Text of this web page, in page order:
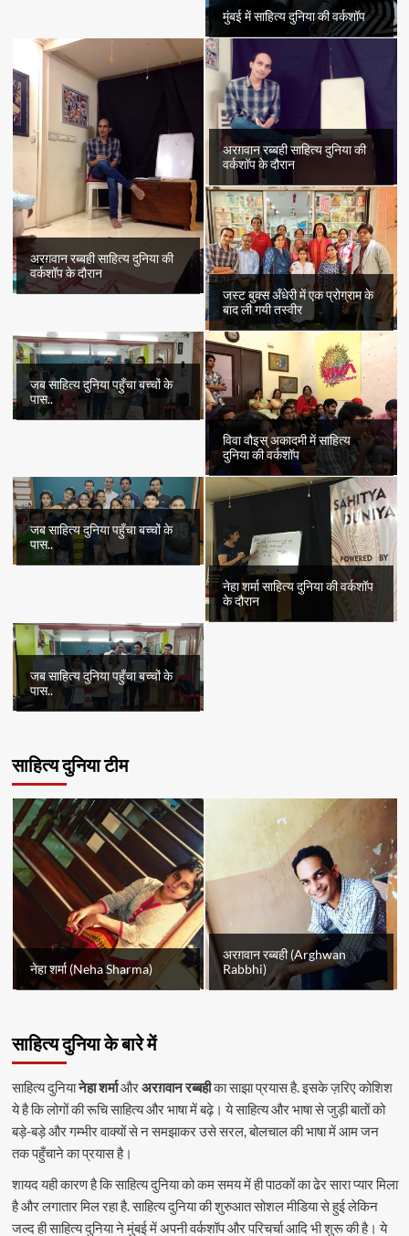
मुंबई में साहित्य दुनिया की वर्कशॉप
अरग़वान रब्बही साहित्य दुनिया की
वर्कशॉप के दौरान
अरग़वान रब्बही साहित्य दुनिया की
वर्कशॉप के दौरान
जस्ट बुक्स अँधेरी में एक प्रोग्राम के
बाद ली गयी तस्वीर
जब साहित्य दुनिया पहुँचा बच्चों के
पास..
विवा वौइस् अकादमी में साहित्य
दुनिया की वर्कशॉप
जब साहित्य दुनिया पहुँचा बच्चों के
पास..
नेहा शर्मा साहित्य दुनिया की वर्कशॉप
के दौरान
जब साहित्य दुनिया पहुँचा बच्चों के
पास..
साहित्य दुनिया टीम
नेहा शर्मा (Neha Sharma)
अरग़वान रब्बही (Arghwan
Rabbhi)
साहित्य दुनिया के बारे में
साहित्य दुनियानेहा शर्माऔरअरग़वान रब्बहीका साझा प्रयास है. इसके ज़रिए कोशिश
ये है कि लोगों की रूचि साहित्य और भाषा में बढ़े। ये साहित्य और भाषा से जुड़ी बातों को
बड़े-बड़े और गम्भीर वाक्यों से न समझाकर उसे सरल, बोलचाल की भाषा में आम जन
तक पहुँचाने का प्रयास है।
शायद यही कारण है कि साहित्य दुनिया को कम समय में ही पाठकों का ढेर सारा प्यार मिला
है और लगातार मिल रहा है. साहित्य दुनिया की शुरुआत सोशल मीडिया से हुई लेकिन
जल्द ही साहित्य दुनिया ने मुंबई में अपनी वर्कशॉप और परिचर्चा आदि भी शुरू की है। ये